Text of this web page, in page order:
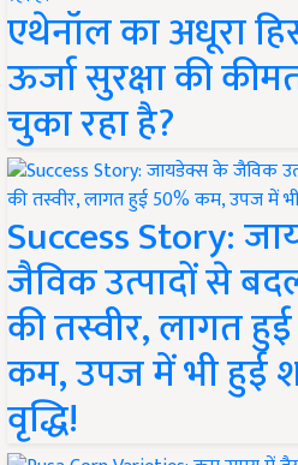
एथेनॉल का अधूरा
ऊर्जा सुरक्षा की
चुका रहा है?
Success Story:
जैविक उत्पादों से
की तस्वीर, लागत
कम, उपज में भी हुई
वृद्धि!